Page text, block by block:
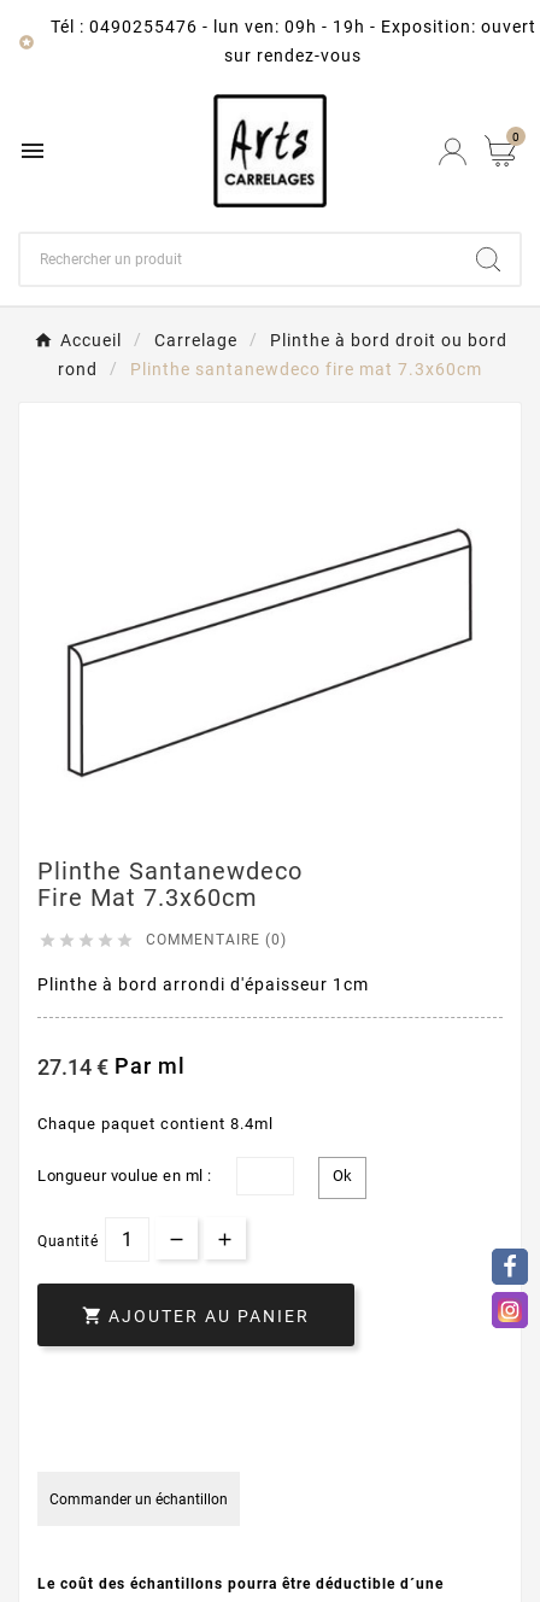

Tél : 0490255476 -
lun ven: 09h - 19h - Exposition: ouvert
sur rendez-vous
 0
Accueil Carrelage
Plinthe à bord droit ou bord
rond
Plinthe santanewdeco fire mat 7.3x60cm
Plinthe Santanewdeco
Fire Mat 7.3x60cm
     COMMENTAIRE (0)
Plinthe à bord arrondi d'épaisseur 1cm
27.14 € Par ml
Chaque paquet contient 8.4ml
Longueur voulue en ml :
Quantité
 AJOUTER AU PANIER
Commander un échantillon
Le coût des échantillons pourra être déductible d´une